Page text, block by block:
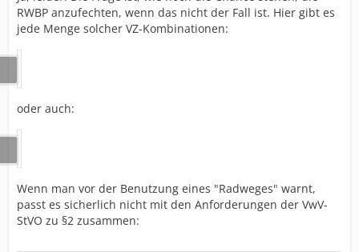
RWBP anzufechten, wenn das nicht der Fall ist. Hier gibt es
jede Menge solcher VZ-Kombinationen:
oder auch:
Wenn man vor der Benutzung eines "Radweges" warnt,
passt es sicherlich nicht mit den Anforderungen der VwV-
StVO zu §2 zusammen: